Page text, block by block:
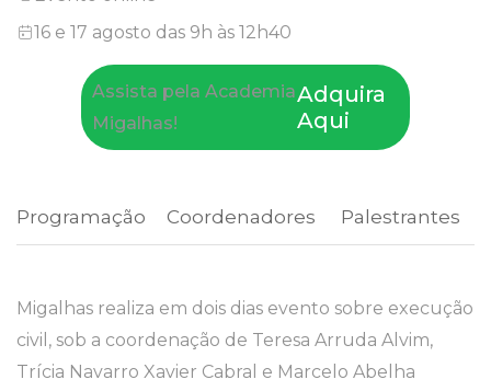
16 e 17 agosto das 9h às 12h40
Assista pela Academia
Migalhas!
Adquira
Aqui
Programação Coordenadores Palestrantes
Migalhas realiza em dois dias evento sobre execução
civil, sob a coordenação de Teresa Arruda Alvim,
Trícia Navarro Xavier Cabral e Marcelo Abelha